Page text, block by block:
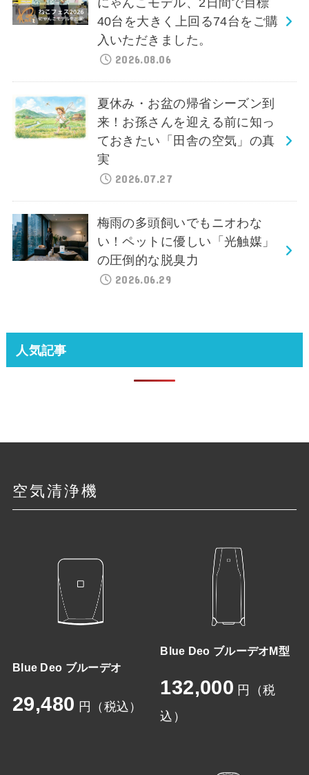
40台を大きく上回る74台をご購
入いただきました。
2026.08.06
夏休み・お盆の帰省シーズン到
来！お孫さんを迎える前に知っ
ておきたい「田舎の空気」の真
実
2026.07.27
梅雨の多頭飼いでもニオわな
い！ペットに優しい「光触媒」
の圧倒的な脱臭力
2026.06.29
人気記事
空気清浄機
Blue Deo ブルーデオ
29,480 円（税込）
Blue Deo ブルーデオM型
132,000 円（税
込）